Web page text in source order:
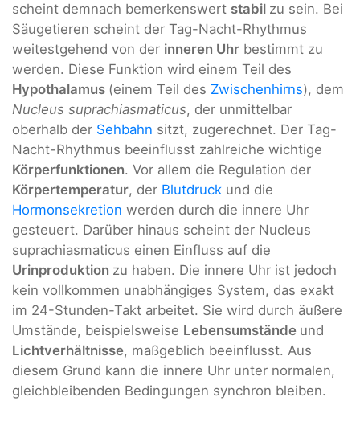
scheint demnach bemerkenswert stabil zu sein. Bei
Säugetieren scheint der Tag-Nacht-Rhythmus
weitestgehend von der inneren Uhr bestimmt zu
werden. Diese Funktion wird einem Teil des
Hypothalamus (einem Teil des Zwischenhirns), dem
Nucleus suprachiasmaticus, der unmittelbar
oberhalb der Sehbahn sitzt, zugerechnet. Der Tag-
Nacht-Rhythmus beeinflusst zahlreiche wichtige
Körperfunktionen. Vor allem die Regulation der
Körpertemperatur, der Blutdruck und die
Hormonsekretion werden durch die innere Uhr
gesteuert. Darüber hinaus scheint der Nucleus
suprachiasmaticus einen Einfluss auf die
Urinproduktion zu haben. Die innere Uhr ist jedoch
kein vollkommen unabhängiges System, das exakt
im 24-Stunden-Takt arbeitet. Sie wird durch äußere
Umstände, beispielsweise Lebensumstände und
Lichtverhältnisse, maßgeblich beeinflusst. Aus
diesem Grund kann die innere Uhr unter normalen,
gleichbleibenden Bedingungen synchron bleiben.